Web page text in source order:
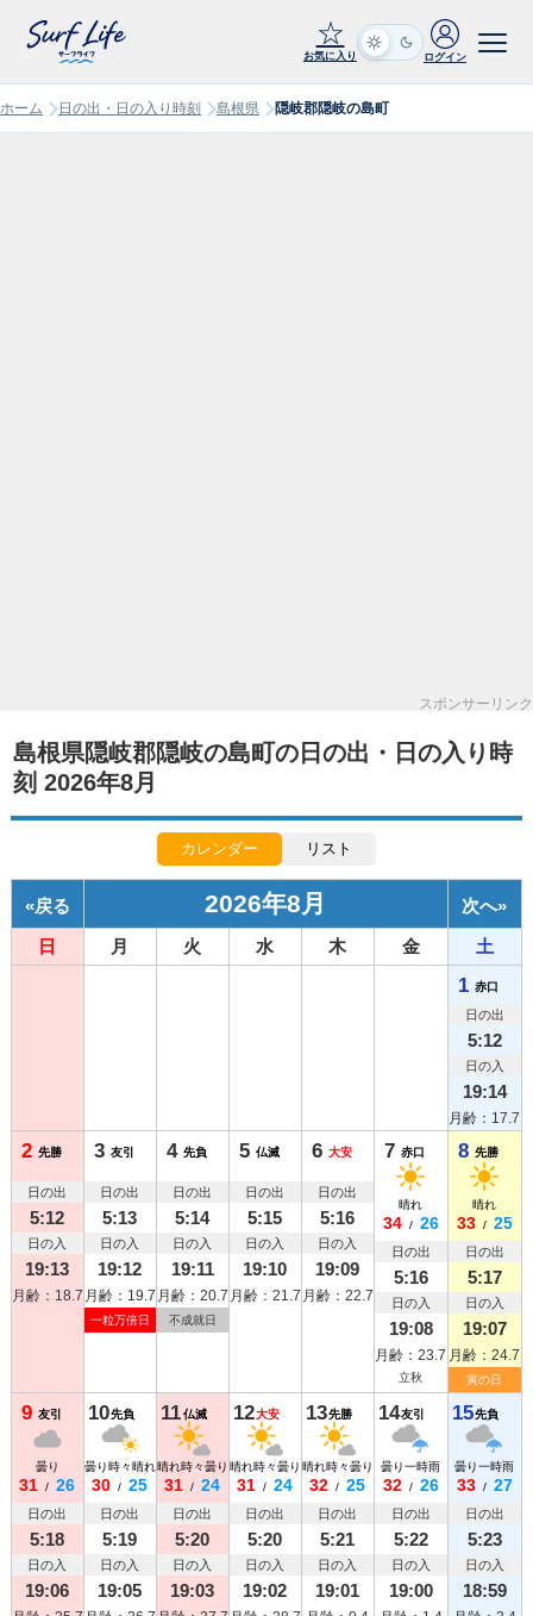
☆
お気に入り ログイン
ホーム 日の出・日の入り時刻 島根県 隠岐郡隠岐の島町
スポンサーリンク
島根県隠岐郡隠岐の島町の日の出・日の入り時
刻 2026年8月
カレンダー リスト
«戻る 2026年8月 次へ»
日
月 火 水 木 金 土
1 赤口
日の出
5:12
日の入
19:14
月齢：17.7
2 先勝
日の出
5:12
日の入
19:13
月齢：18.7
3 友引
日の出
5:13
日の入
19:12
月齢：19.7
一粒万倍日
4 先負
日の出
5:14
日の入
19:11
月齢：20.7
不成就日
5 仏滅
日の出
5:15
日の入
19:10
月齢：21.7
6 大安
日の出
5:16
日の入
19:09
月齢：22.7
7 赤口
晴れ
34 / 26
日の出
5:16
日の入
19:08
月齢：23.7
立秋
8 先勝
晴れ
33 / 25
日の出
5:17
日の入
19:07
月齢：24.7
寅の日
9 友引
曇り
31 / 26
日の出
5:18
日の入
19:06
10先負
曇り時々晴れ
30 / 25
日の出
5:19
日の入
19:05
11仏滅
晴れ時々曇り
31 / 24
日の出
5:20
日の入
19:03
12大安
晴れ時々曇り
31 / 24
日の出
5:20
日の入
19:02
13先勝
晴れ時々曇り
32 / 25
日の出
5:21
日の入
19:01
14友引
曇り一時雨
32 / 26
日の出
5:22
日の入
19:00
15先負
曇り一時雨
33 / 27
日の出
5:23
日の入
18:59